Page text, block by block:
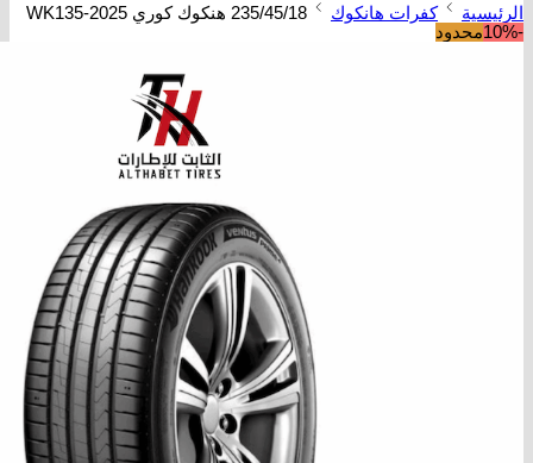
الرئيسية كفرات هانكوك
235/45/18 هنكوك كوري WK135-2025
-10%
محدود